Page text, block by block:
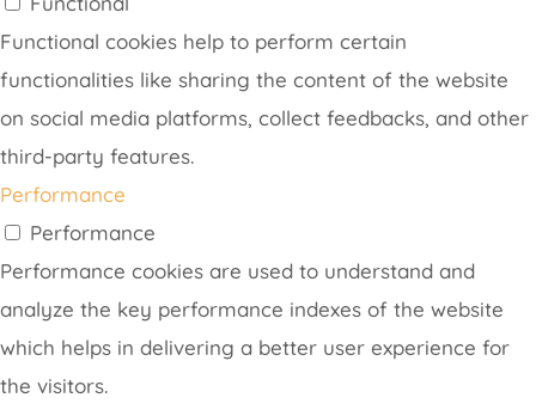
Functional cookies help to perform certain
functionalities like sharing the content of the website
on social media platforms, collect feedbacks, and other
third-party features.
Performance
Performance
Performance cookies are used to understand and
analyze the key performance indexes of the website
which helps in delivering a better user experience for
the visitors.